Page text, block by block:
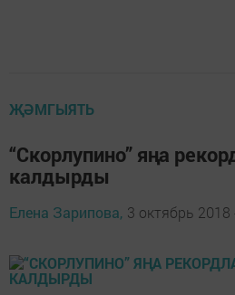
ҖӘМГЫЯТЬ
“Скорлупино” яңа
калдырды
Елена Зарипова, 3 октябрь 2018